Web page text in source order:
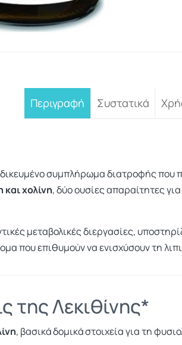
Περιγραφή Συστατικά
συμπλήρωμα διατροφής που
και χολίνη, δύο ουσίες απαραίτητες
μεταβολικές διεργασίες,
που επιθυμούν να ενισχύσουν τη
της Λεκιθίνης*
, βασικά δομικά στοιχεία για τη